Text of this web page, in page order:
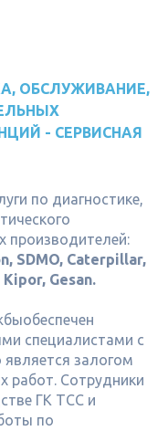
ОБСЛУЖИВАНИЕ,
- СЕРВИСНАЯ
по диагностике,
производителей:
SDMO, Caterpillar,
Gesan.
специалистами с
залогом
работ. Сотрудники
ГК ТСС и
по